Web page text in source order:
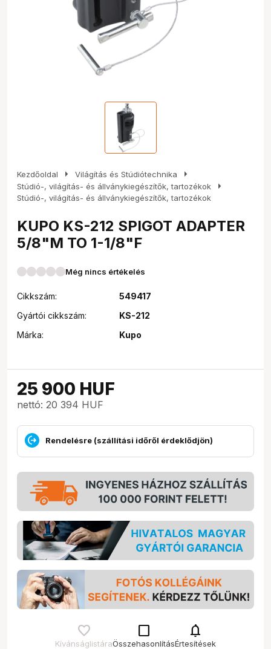
Kezdőoldal arrow_right Világítás és Stúdiótechnika arrow_right
Stúdió-, világítás- és állványkiegészítők, tartozékok arrow_right
Stúdió-, világítás- és állványkiegészítők, tartozékok
KUPO KS-212 SPIGOT ADAPTER
5/8"M TO 1-1/8"F
Még nincs értékelés
Cikkszám:
549417
Gyártói cikkszám:
KS-212
Márka:
Kupo
25 900 HUF
nettó: 20 394 HUF
Rendelésre (szállítási időről érdeklődjön)
Kívánságlistára
check_box_outline_blank
Összehasonlítás
notifications
Értesítések